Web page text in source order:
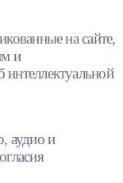
на сайте,
и
аудио и